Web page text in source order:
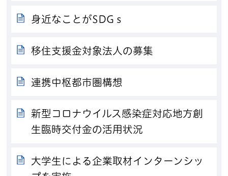
身近なことがSDGｓ
移住支援金対象法人の募集
連携中枢都市圏構想
新型コロナウイルス感染症対応地方創
生臨時交付金の活用状況
大学生による企業取材インターンシッ